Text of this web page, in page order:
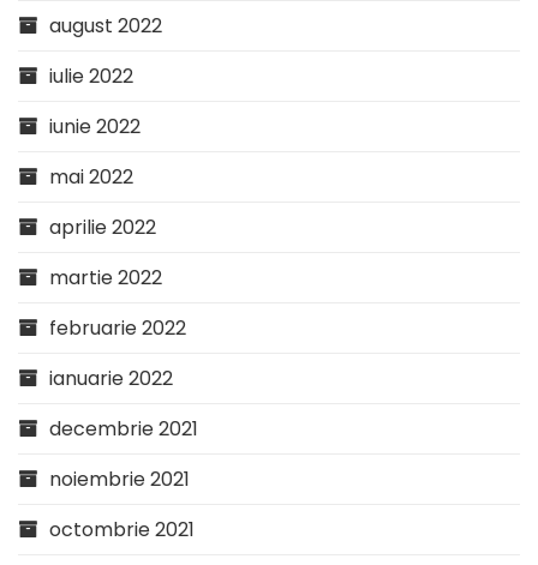
august 2022
iulie 2022
iunie 2022
mai 2022
aprilie 2022
martie 2022
februarie 2022
ianuarie 2022
decembrie 2021
noiembrie 2021
octombrie 2021